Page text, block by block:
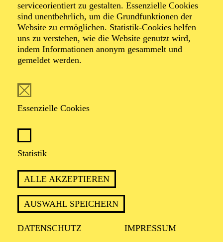
serviceorientiert zu gestalten. Essenzielle Cookies
sind unentbehrlich, um die Grundfunktionen der
Website zu ermöglichen. Statistik-Cookies helfen
uns zu verstehen, wie die Website genutzt wird,
indem Informationen anonym gesammelt und
gemeldet werden.
Essenzielle Cookies
Statistik
ALLE AKZEPTIEREN
AUSWAHL SPEICHERN
DATENSCHUTZ IMPRESSUM
Mit Mitgliedern des Aalto-Ensembles, der Essener
Philharmoniker sowie Musiker*innen aus der Freien
Szene
DAS AALTO-FOYER WIRD ZUM JAZZ-
Beschreibung
unterschiedliche Orte des Aalto-Theaters ein paar Mal